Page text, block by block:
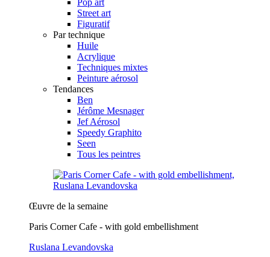
Street art
Figuratif
Par technique
Huile
Acrylique
Techniques mixtes
Peinture aérosol
Tendances
Ben
Jérôme Mesnager
Jef Aérosol
Speedy Graphito
Seen
Tous les peintres
Œuvre de la semaine
Paris Corner Cafe - with gold embellishment
Ruslana Levandovska